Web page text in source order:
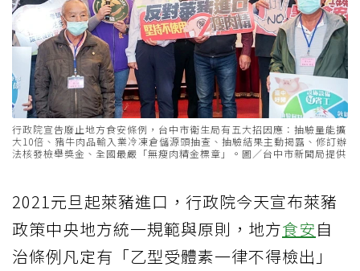
行政院宣告廢止地方食安條例，台中市衛生局有五大招因應：抽驗量能擴
大10倍、豬牛肉品輸入業冷凍倉儲源頭抽查、抽驗結果主動揭露、修訂辦
法核發檢舉獎金、全國最嚴「無瘦肉精金標章」。圖／台中市新聞局提供
2021元旦起萊豬進口，行政院今天宣布萊豬
政策中央地方統一規範與原則，地方食安自
治條例凡定有「乙型受體素一律不得檢出」